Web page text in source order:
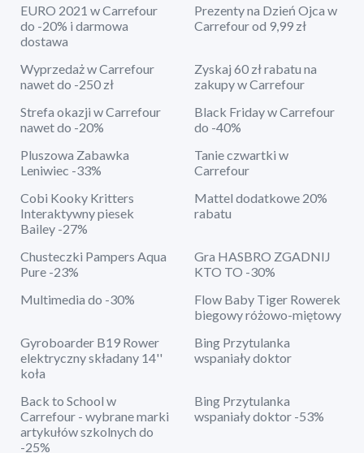
EURO 2021 w Carrefour
do -20% i darmowa
dostawa
Prezenty na Dzień Ojca w
Carrefour od 9,99 zł
Wyprzedaż w Carrefour
nawet do -250 zł
Zyskaj 60 zł rabatu na
zakupy w Carrefour
Strefa okazji w Carrefour
nawet do -20%
Black Friday w Carrefour
do -40%
Pluszowa Zabawka
Leniwiec -33%
Tanie czwartki w
Carrefour
Cobi Kooky Kritters
Interaktywny piesek
Bailey -27%
Mattel dodatkowe 20%
rabatu
Chusteczki Pampers Aqua
Pure -23%
Gra HASBRO ZGADNIJ
KTO TO -30%
Multimedia do -30%
Flow Baby Tiger Rowerek
biegowy różowo-miętowy
Gyroboarder B19 Rower
elektryczny składany 14''
koła
Bing Przytulanka
wspaniały doktor
Back to School w
Carrefour - wybrane marki
artykułów szkolnych do
-25%
Bing Przytulanka
wspaniały doktor -53%